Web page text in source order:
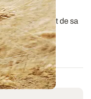
élevés ?
étroitement de sa